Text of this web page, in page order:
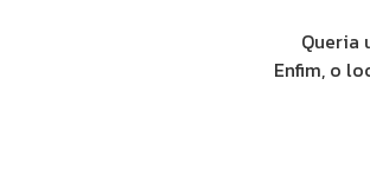
Queria
Enfim, o